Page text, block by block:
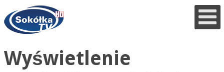
Wyświetlenie